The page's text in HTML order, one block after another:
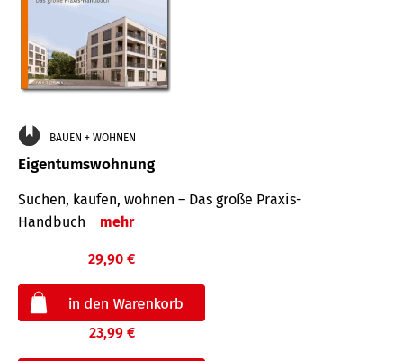
BAUEN + WOHNEN
Eigentumswohnung
Suchen, kaufen, wohnen – Das große Praxis-
Handbuch
mehr
29,90 €
23,99 €